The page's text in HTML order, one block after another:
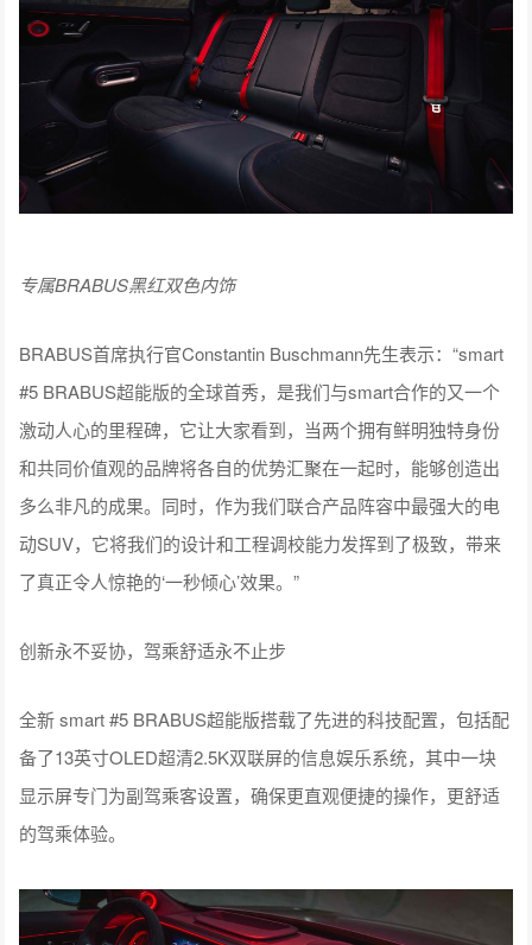
专属BRABUS黑红双色内饰
BRABUS首席执行官Constantin Buschmann先生表示：“smart
#5 BRABUS超能版的全球首秀，是我们与smart合作的又一个
激动人心的里程碑，它让大家看到，当两个拥有鲜明独特身份
和共同价值观的品牌将各自的优势汇聚在一起时，能够创造出
多么非凡的成果。同时，作为我们联合产品阵容中最强大的电
动SUV，它将我们的设计和工程调校能力发挥到了极致，带来
了真正令人惊艳的‘一秒倾心’效果。”
创新永不妥协，驾乘舒适永不止步
全新 smart #5 BRABUS超能版搭载了先进的科技配置，包括配
备了13英寸OLED超清2.5K双联屏的信息娱乐系统，其中一块
显示屏专门为副驾乘客设置，确保更直观便捷的操作，更舒适
的驾乘体验。